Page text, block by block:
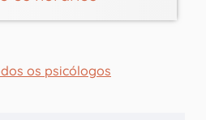
os psicólogos